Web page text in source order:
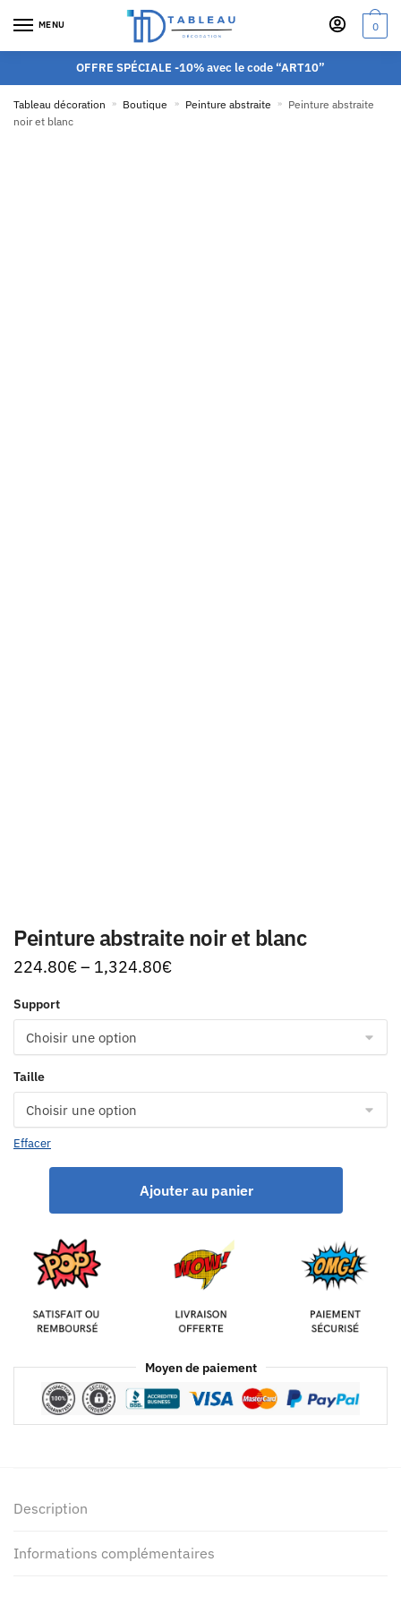
MENU 0
OFFRE SPÉCIALE -10% avec le code “ART10”
Tableau décoration » Boutique » Peinture abstraite »
Peinture abstraite
noir et blanc
Peinture abstraite noir et blanc
224.80€– 1,324.80€
Support
Taille
Effacer
Ajouter au panier
Moyen de paiement
Description
Informations complémentaires